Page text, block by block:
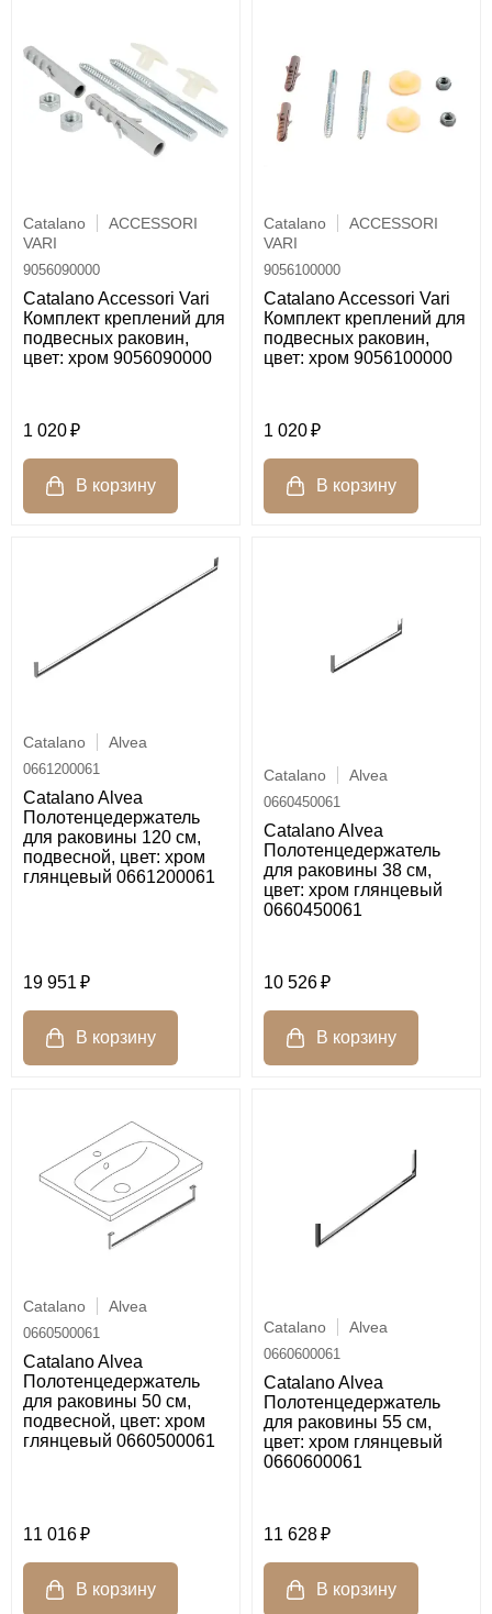
Catalano
ACCESSORI
VARI
9056090000
Catalano Accessori Vari
Комплект креплений для
подвесных раковин,
цвет: хром 9056090000
1 020
Catalano
ACCESSORI
VARI
9056100000
Catalano Accessori Vari
Комплект креплений для
подвесных раковин,
цвет: хром 9056100000
1 020
Catalano Alvea
0661200061
Catalano Alvea
Полотенцедержатель
для раковины 120 см,
подвесной, цвет: хром
глянцевый 0661200061
19 951
Catalano Alvea
0660450061
Catalano Alvea
Полотенцедержатель
для раковины 38 см,
цвет: хром глянцевый
0660450061
10 526
Catalano Alvea
0660500061
Catalano Alvea
Полотенцедержатель
для раковины 50 см,
подвесной, цвет: хром
глянцевый 0660500061
11 016
Catalano Alvea
0660600061
Catalano Alvea
Полотенцедержатель
для раковины 55 см,
цвет: хром глянцевый
0660600061
11 628